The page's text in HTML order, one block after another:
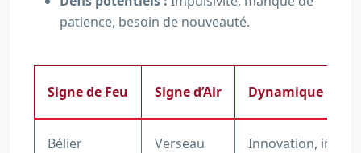
patience, besoin de nouveauté.
Signe de Feu Signe d’Air Dynamique
Bélier Verseau Innovation,